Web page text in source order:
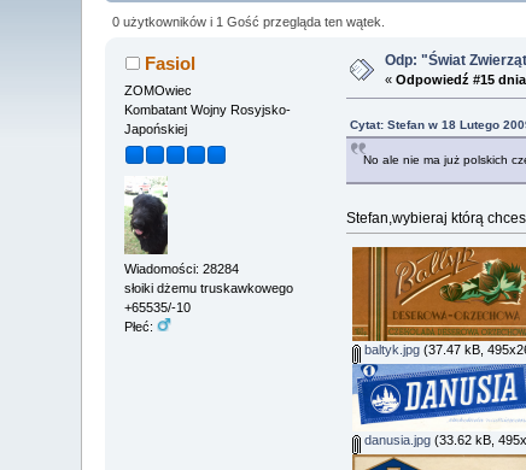
0 użytkowników i 1 Gość przegląda ten wątek.
Fasiol
ZOMOwiec
Kombatant Wojny Rosyjsko-
Japońskiej
Wiadomości: 28284
słoiki dżemu truskawkowego
+65535/-10
Płeć:
Odp: "Świat
«Odpowiedź #15
Cytat: Stefan w 18 Lutego
No ale nie ma już polskich
Stefan,wybieraj którą
baltyk.jpg (37.47 kB,
danusia.jpg (33.62 kB,